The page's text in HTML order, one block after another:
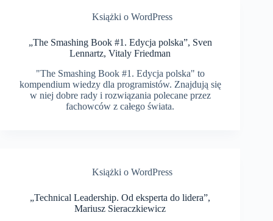
Książki o WordPress
„The Smashing Book #1. Edycja polska”, Sven
Lennartz, Vitaly Friedman
"The Smashing Book #1. Edycja polska" to
kompendium wiedzy dla programistów. Znajdują się
w niej dobre rady i rozwiązania polecane przez
fachowców z całego świata.
Książki o WordPress
„Technical Leadership. Od eksperta do lidera”,
Mariusz Sieraczkiewicz